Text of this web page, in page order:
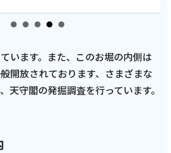
います。また、このお堀の内側は
開放されております、さまざまな
天守閣の発掘調査を行っています。